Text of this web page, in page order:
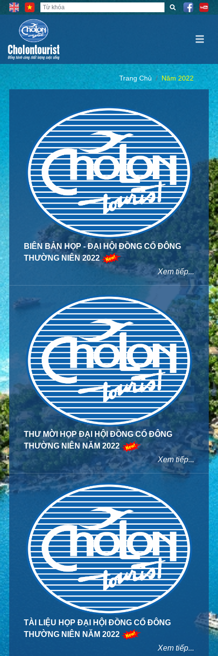
Trang Chủ Năm 2022
BIÊN BẢN HỌP - ĐẠI HỘI ĐỒNG CỔ ĐÔNG
THƯỜNG NIÊN 2022
Xem tiếp...
THƯ MỜI HỌP ĐẠI HỘI ĐỒNG CỔ ĐÔNG
THƯỜNG NIÊN NĂM 2022
Xem tiếp...
TÀI LIỆU HỌP ĐẠI HỘI ĐỒNG CỔ ĐÔNG
THƯỜNG NIÊN NĂM 2022
Xem tiếp...